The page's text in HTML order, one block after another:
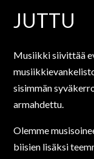
JUTTU
Musiikki siivittää
sisimmän
armahdettu.
Olemme
biisien lisäksi